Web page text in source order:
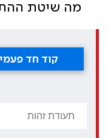
מה שיטת
קוד חד פעמי